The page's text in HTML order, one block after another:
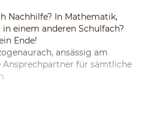
Nachhilfe? In Mathematik,
einem anderen Schulfach?
Ende!
ansässig am
Ansprechpartner für sämtliche
die individuellen Schwächen